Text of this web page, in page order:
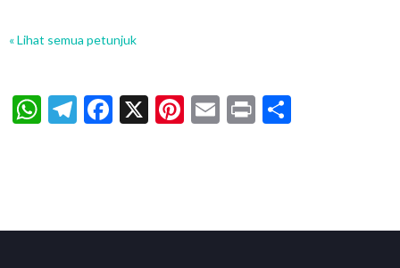
« Lihat semua petunjuk
WhatsApp
Telegram
Facebook
X Pinterest
Email
Print